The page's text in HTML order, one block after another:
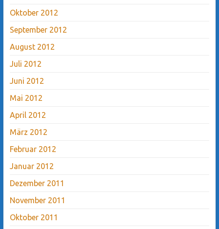
Oktober 2012
September 2012
August 2012
Juli 2012
Juni 2012
Mai 2012
April 2012
März 2012
Februar 2012
Januar 2012
Dezember 2011
November 2011
Oktober 2011